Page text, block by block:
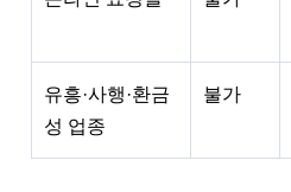
유흥·사행·환금
성 업종
불가